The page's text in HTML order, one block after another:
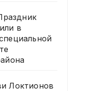
в
Локтионов